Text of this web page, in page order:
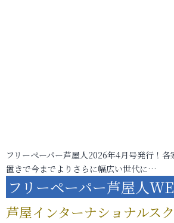
フリーペーパー芦屋人2026年4月号発行！
置きで今までよりさらに幅広い世代に…
フリーペーパー芦屋人
芦屋インターナショナルス